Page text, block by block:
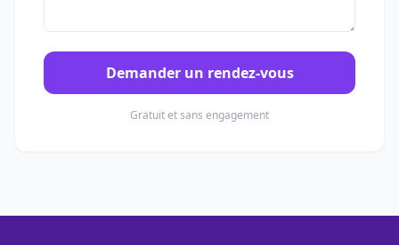
Demander un rendez-vous
Gratuit et sans engagement